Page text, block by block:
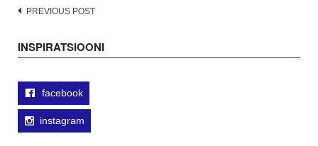
Post
PREVIOUS POST
INSPIRATSIOONI
facebook
instagram